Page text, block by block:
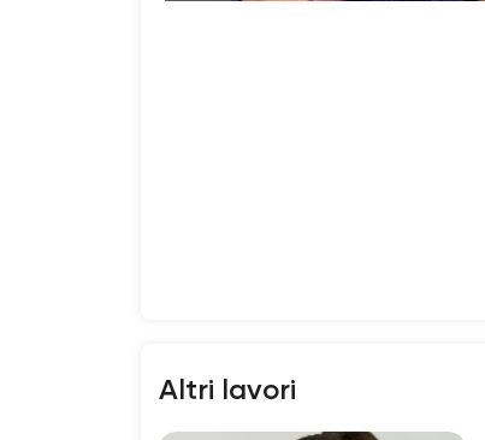
Altri lavori